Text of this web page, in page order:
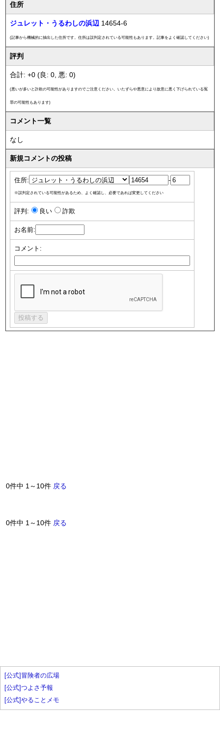
住所
ジュレット・うるわしの浜辺 14654-6
(記事から機械的に抽出した住所です。住所は誤判定されている可能性もあります。記事をよく確認してください)
評判
合計: +0 (良: 0, 悪: 0)
(悪いが多いと詐欺の可能性がありますのでご注意ください。いたずらや悪意により故意に悪く下げられている冤
罪の可能性もあります)
コメント一覧
なし
新規コメントの投稿
住所: -
※誤判定されている可能性があるため、よく確認し、必要であれば変更してください
評判: 良い 詐欺
お名前:
コメント:
0件中 1～10件 戻る
0件中 1～10件 戻る
[公式]冒険者の広場
[公式]つよさ予報
[公式]やることメモ